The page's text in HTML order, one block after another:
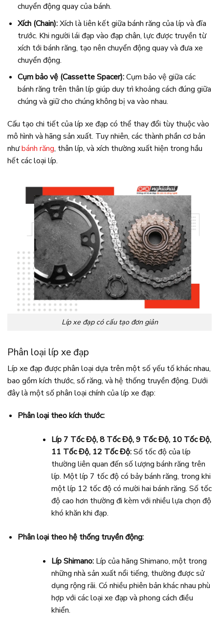
chuyển động quay của bánh.
Xích (Chain):Xích là liên kết giữa bánh răng của líp và đĩa
trước. Khi người lái đạp vào đạp chân, lực được truyền từ
xích tới bánh răng, tạo nên chuyển động quay và đưa xe
chuyển động.
Cụm bảo vệ (Cassette Spacer):Cụm bảo vệ giữa các
bánh răng trên thân líp giúp duy trì khoảng cách đúng giữa
chúng và giữ cho chúng không bị va vào nhau.
Cấu tạo chi tiết của líp xe đạp có thể thay đổi tùy thuộc vào
mô hình và hãng sản xuất. Tuy nhiên, các thành phần cơ bản
nhưbánh răng, thân líp, và xích thường xuất hiện trong hầu
hết các loại líp.
Líp xe đạp có cấu tạo đơn giản
Phân loại líp xe đạp
Líp xe đạp được phân loại dựa trên một số yếu tố khác nhau,
bao gồm kích thước, số răng, và hệ thống truyền động. Dưới
đây là một số phân loại chính của líp xe đạp:
Phân loại theo kích thước:
Líp 7 Tốc Độ, 8 Tốc Độ, 9 Tốc Độ, 10 Tốc Độ,
11 Tốc Độ, 12 Tốc Độ:Số tốc độ của líp
thường liên quan đến số lượng bánh răng trên
líp. Một líp 7 tốc độ có bảy bánh răng, trong khi
một líp 12 tốc độ có mười hai bánh răng. Số tốc
độ cao hơn thường đi kèm với nhiều lựa chọn độ
khó khăn khi đạp.
Phân loại theo hệ thống truyền động:
Líp Shimano:Líp của hãng Shimano, một trong
những nhà sản xuất nổi tiếng, thường được sử
dụng rộng rãi. Có nhiều phiên bản khác nhau phù
hợp với các loại xe đạp và phong cách điều
khiển.